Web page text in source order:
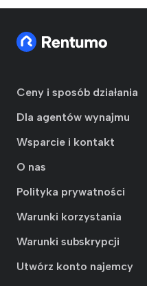
Ceny i sposób działania
Dla agentów wynajmu
Wsparcie i kontakt
O nas
Polityka prywatności
Warunki korzystania
Warunki subskrypcji
Utwórz konto najemcy